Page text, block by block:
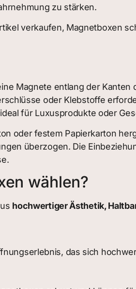
zu stärken.
verkaufen, Magnetboxen
Magnete entlang der
oder Klebstoffe
für Luxusprodukte oder
oder festem Papierkarton
überzogen. Die
wählen?
hochwertiger Ästhetik,
das sich